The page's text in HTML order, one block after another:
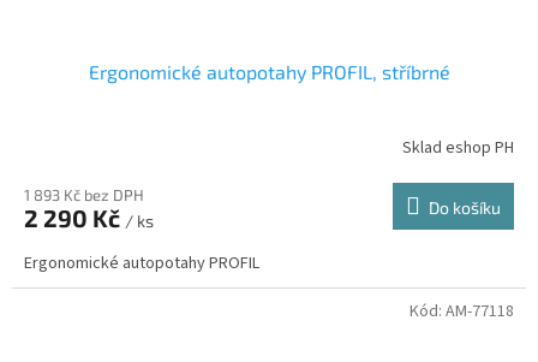
Ergonomické autopotahy PROFIL, stříbrné
Sklad eshop PH
1 893 Kč bez DPH
2 290 Kč / ks
Do košíku
Ergonomické autopotahy PROFIL
Kód: AM-77118